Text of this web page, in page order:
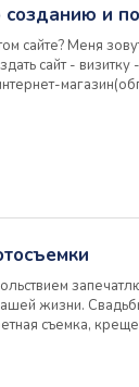
созданию и
сайте? Меня
сайт -
нашего с вами
страницы. -
жизни.
съемка,
проходят
ретушь, авторская